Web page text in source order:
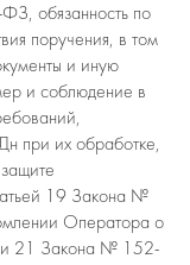
обязанность по
поручения, в том
и иную
и соблюдение в
при их обработке,
19 Закона №
Оператора о
21 Закона № 152-